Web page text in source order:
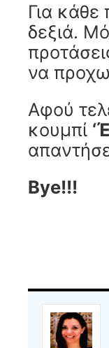
Για
δεξιά.
να
Αφού
κουμπί
Bye!!!